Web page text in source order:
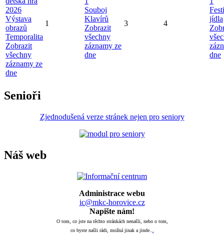
2026
Výstava
obrazů
Temporalita
Zobrazit
všechny
záznamy ze
dne
1
Souboj
Klavírů
Zobrazit
všechny
záznamy ze
dne
3 4
jídla
dne
Senioři
Zjednodušená verze stránek nejen pro seniory
Náš web
Administrace webu
ic@mkc-horovice.cz
Napište nám!
O tom, co jste na těchto stránkách nenašli, nebo o tom,
co byste našli rádi, možná jinak a jinde..